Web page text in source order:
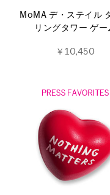
MoMA デ・ステイル
リングタワー ゲー
￥10,450